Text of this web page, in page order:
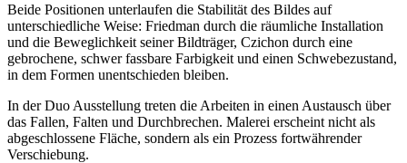
Beide Positionen unterlaufen die Stabilität des Bildes auf
unterschiedliche Weise: Friedman durch die räumliche Installation
und die Beweglichkeit seiner Bildträger, Czichon durch eine
gebrochene, schwer fassbare Farbigkeit und einen Schwebezustand,
in dem Formen unentschieden bleiben.
In der Duo Ausstellung treten die Arbeiten in einen Austausch über
das Fallen, Falten und Durchbrechen. Malerei erscheint nicht als
abgeschlossene Fläche, sondern als ein Prozess fortwährender
Verschiebung.